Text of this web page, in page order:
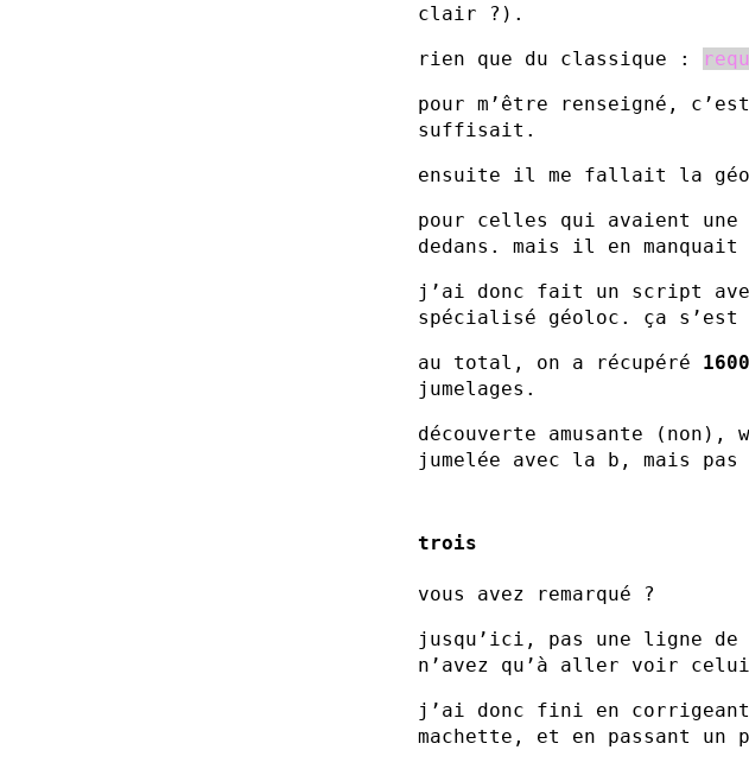
clair ?).
rien que du classique :
pour m’être renseigné,
suffisait.
ensuite il me fallait la
pour celles qui avaient
dedans. mais il en manquait
j’ai donc fait un script
spécialisé géoloc. ça s’est
au total, on a récupéré
jumelages.
découverte amusante
jumelée avec la b, mais
trois
vous avez remarqué ?
jusqu’ici, pas une ligne de
n’avez qu’à aller voir
j’ai donc fini en
machette, et en passant un